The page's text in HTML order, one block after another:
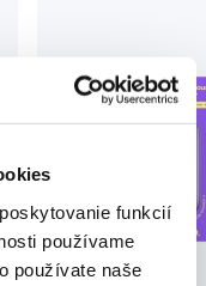
funkcií
používame
používate naše